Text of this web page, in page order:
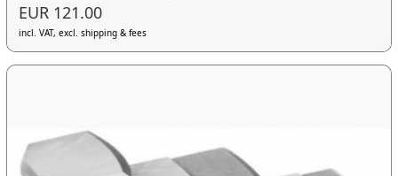
EUR 121.00
incl. VAT, excl. shipping & fees